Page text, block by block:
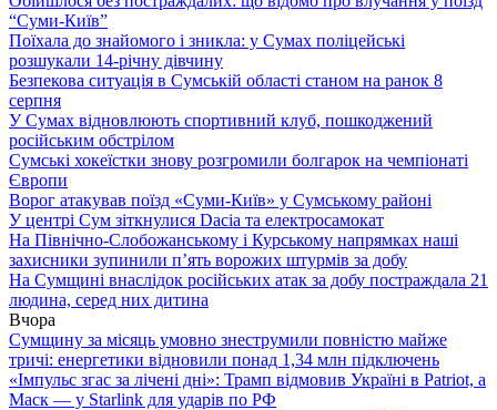
“Суми-Київ”
Поїхала до знайомого і зникла: у Сумах поліцейські
розшукали 14-річну дівчину
Безпекова ситуація в Сумській області станом на ранок 8
серпня
У Сумах відновлюють спортивний клуб, пошкоджений
російським обстрілом
Сумські хокеїстки знову розгромили болгарок на чемпіонаті
Європи
Ворог атакував поїзд «Суми-Київ» у Сумському районі
У центрі Сум зіткнулися Dacia та електросамокат
На Північно-Слобожанському і Курському напрямках наші
захисники зупинили п’ять ворожих штурмів за добу
На Сумщині внаслідок російських атак за добу постраждала 21
людина, серед них дитина
Вчора
Сумщину за місяць умовно знеструмили повністю майже
тричі: енергетики відновили понад 1,34 млн підключень
«Імпульс згас за лічені дні»: Трамп відмовив Україні в Patriot, а
Маск — у Starlink для ударів по РФ